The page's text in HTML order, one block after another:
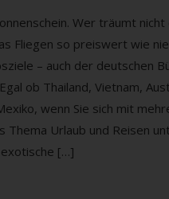
Wer träumt nicht
Fliegen so preiswert wie
– auch der deutschen
ob Thailand, Vietnam,
wenn Sie sich mit
Thema Urlaub und Reisen
[…]